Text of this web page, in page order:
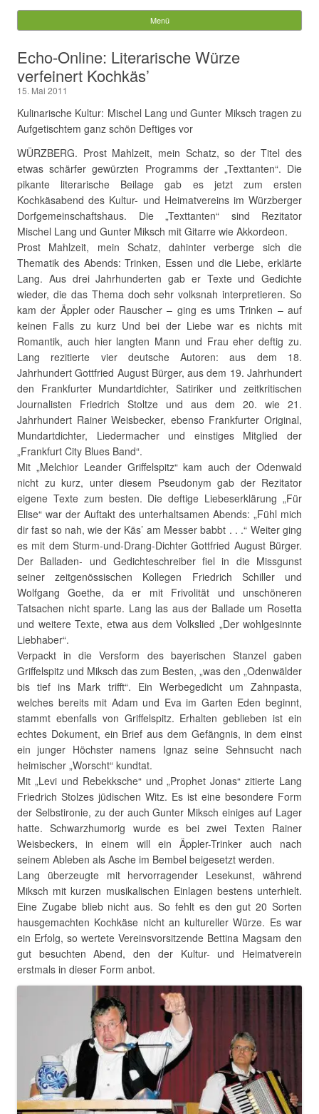
Würzberg.info
nach:
Menü
Echo-Online: Literarische Würze
verfeinert Kochkäs’
15. Mai 2011
Kulinarische Kultur: Mischel Lang und Gunter Miksch tragen zu
Aufgetischtem ganz schön Deftiges vor
WÜRZBERG. Prost Mahlzeit, mein Schatz, so der Titel des
etwas schärfer gewürzten Programms der „Texttanten“. Die
pikante literarische Beilage gab es jetzt zum ersten
Kochkäsabend des Kultur- und Heimatvereins im Würzberger
Dorfgemeinschaftshaus. Die „Texttanten“ sind Rezitator
Mischel Lang und Gunter Miksch mit Gitarre wie Akkordeon.
Prost Mahlzeit, mein Schatz, dahinter verberge sich die
Thematik des Abends: Trinken, Essen und die Liebe, erklärte
Lang. Aus drei Jahrhunderten gab er Texte und Gedichte
wieder, die das Thema doch sehr volksnah interpretieren. So
kam der Äppler oder Rauscher – ging es ums Trinken – auf
keinen Falls zu kurz Und bei der Liebe war es nichts mit
Romantik, auch hier langten Mann und Frau eher deftig zu.
Lang rezitierte vier deutsche Autoren: aus dem 18.
Jahrhundert Gottfried August Bürger, aus dem 19. Jahrhundert
den Frankfurter Mundartdichter, Satiriker und zeitkritischen
Journalisten Friedrich Stoltze und aus dem 20. wie 21.
Jahrhundert Rainer Weisbecker, ebenso Frankfurter Original,
Mundartdichter, Liedermacher und einstiges Mitglied der
„Frankfurt City Blues Band“.
Mit „Melchior Leander Griffelspitz“ kam auch der Odenwald
nicht zu kurz, unter diesem Pseudonym gab der Rezitator
eigene Texte zum besten. Die deftige Liebeserklärung „Für
Elise“ war der Auftakt des unterhaltsamen Abends: „Fühl mich
dir fast so nah, wie der Käs’ am Messer babbt . . .“ Weiter ging
es mit dem Sturm-und-Drang-Dichter Gottfried August Bürger.
Der Balladen- und Gedichteschreiber fiel in die Missgunst
seiner zeitgenössischen Kollegen Friedrich Schiller und
Wolfgang Goethe, da er mit Frivolität und unschöneren
Tatsachen nicht sparte. Lang las aus der Ballade um Rosetta
und weitere Texte, etwa aus dem Volkslied „Der wohlgesinnte
Liebhaber“.
Verpackt in die Versform des bayerischen Stanzel gaben
Griffelspitz und Miksch das zum Besten, „was den „Odenwälder
bis tief ins Mark trifft“. Ein Werbegedicht um Zahnpasta,
welches bereits mit Adam und Eva im Garten Eden beginnt,
stammt ebenfalls von Griffelspitz. Erhalten geblieben ist ein
echtes Dokument, ein Brief aus dem Gefängnis, in dem einst
ein junger Höchster namens Ignaz seine Sehnsucht nach
heimischer „Worscht“ kundtat.
Mit „Levi und Rebekksche“ und „Prophet Jonas“ zitierte Lang
Friedrich Stolzes jüdischen Witz. Es ist eine besondere Form
der Selbstironie, zu der auch Gunter Miksch einiges auf Lager
hatte. Schwarzhumorig wurde es bei zwei Texten Rainer
Weisbeckers, in einem will ein Äppler-Trinker auch nach
seinem Ableben als Asche im Bembel beigesetzt werden.
Lang überzeugte mit hervorragender Lesekunst, während
Miksch mit kurzen musikalischen Einlagen bestens unterhielt.
Eine Zugabe blieb nicht aus. So fehlt es den gut 20 Sorten
hausgemachten Kochkäse nicht an kultureller Würze. Es war
ein Erfolg, so wertete Vereinsvorsitzende Bettina Magsam den
gut besuchten Abend, den der Kultur- und Heimatverein
erstmals in dieser Form anbot.